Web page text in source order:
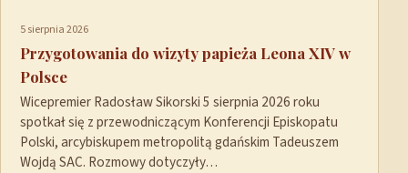
5 sierpnia 2026
Przygotowania do wizyty papieża Leona XIV w
Polsce
Wicepremier Radosław Sikorski 5 sierpnia 2026 roku
spotkał się z przewodniczącym Konferencji Episkopatu
Polski, arcybiskupem metropolitą gdańskim Tadeuszem
Wojdą SAC. Rozmowy dotyczyły…